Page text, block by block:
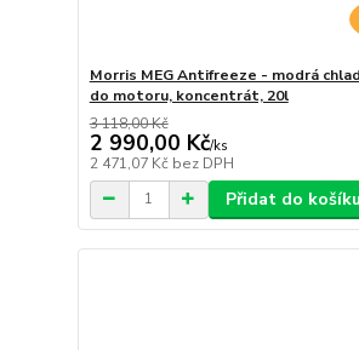
Morris MEG Antifreeze - modrá
do motoru, koncentrát, 20l
3 118,00 Kč
2 990,00 Kč/ks
2 471,07 Kč bez DPH
Přidat do košíku